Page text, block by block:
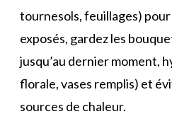
tournesols, feuillages)
exposés, gardez les
jusqu’au dernier moment,
florale, vases remplis) et
sources de chaleur.